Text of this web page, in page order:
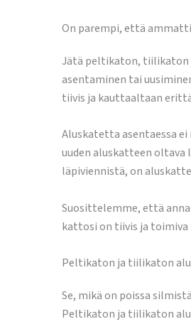
On parempi, että
Jätä peltikaton, tiilikaton
asentaminen tai
tiivis ja kauttaaltaan
Aluskatetta asentaessa
uuden aluskatteen
läpiviennistä, on
Suosittelemme, että
kattosi on tiivis ja
Peltikaton ja tiilikaton
Se, mikä on poissa
Peltikaton ja tiilikaton